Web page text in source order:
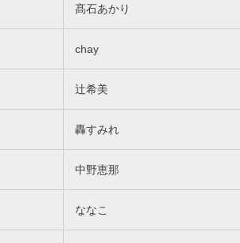
髙石あかり
chay
辻希美
轟すみれ
中野恵那
ななこ